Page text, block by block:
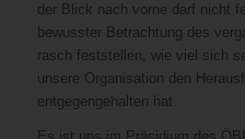
der Blick nach vorne darf nicht
bewusster Betrachtung des
rasch feststellen, wie viel sich
unsere Organisation den
entgegengehalten hat.